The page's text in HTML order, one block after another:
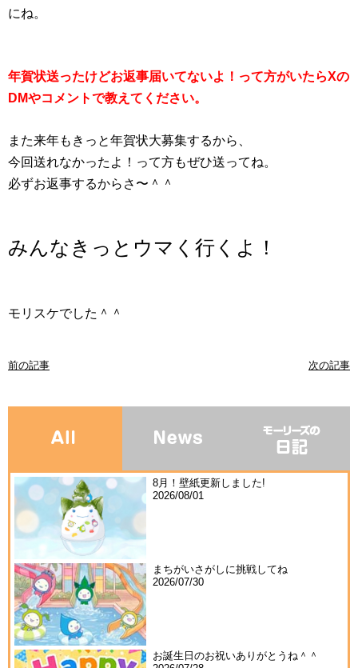
にね。
年賀状送ったけどお返事届いてないよ！って方がいたらXの
DMやコメントで教えてください。
また来年もきっと年賀状大募集するから、
今回送れなかったよ！って方もぜひ送ってね。
必ずお返事するからさ〜＾＾
みんなきっとウマく行くよ！
モリスケでした＾＾
前の記事 次の記事
8月！壁紙更新しました!
2026/08/01
まちがいさがしに挑戦してね
2026/07/30
お誕生日のお祝いありがとうね＾＾